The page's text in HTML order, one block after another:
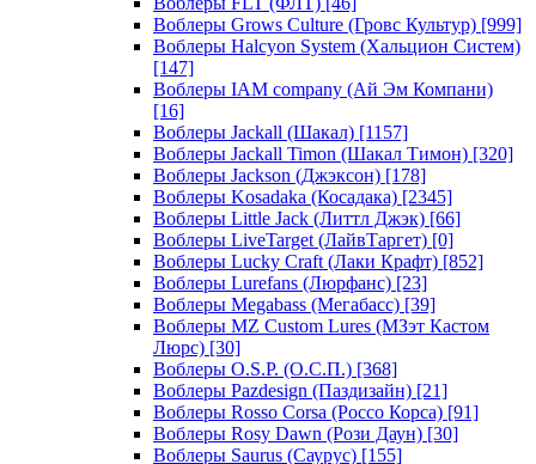
Воблеры Grows Culture (Гровс Культур) [999]
Воблеры Halcyon System (Хальцион Систем)
[147]
Воблеры IAM company (Ай Эм Компани)
[16]
Воблеры Jackall (Шакал) [1157]
Воблеры Jackall Timon (Шакал Тимон) [320]
Воблеры Jackson (Джэксон) [178]
Воблеры Kosadaka (Косадака) [2345]
Воблеры Little Jack (Литтл Джэк) [66]
Воблеры LiveTarget (ЛайвТаргет) [0]
Воблеры Lucky Craft (Лаки Крафт) [852]
Воблеры Lurefans (Люрфанс) [23]
Воблеры Megabass (Мегабасс) [39]
Воблеры MZ Custom Lures (МЗэт Кастом
Люрс) [30]
Воблеры O.S.P. (О.С.П.) [368]
Воблеры Pazdesign (Паздизайн) [21]
Воблеры Rosso Corsa (Россо Корса) [91]
Воблеры Rosy Dawn (Рози Даун) [30]
Воблеры Saurus (Саурус) [155]